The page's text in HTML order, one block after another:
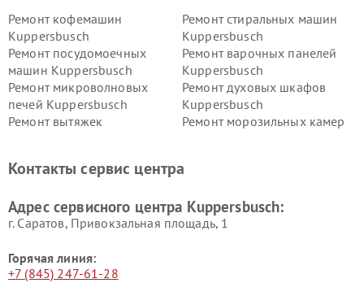
Ремонт кофемашин
Kuppersbusch
Ремонт стиральных машин
Kuppersbusch
Ремонт посудомоечных
машин Kuppersbusch
Ремонт варочных панелей
Kuppersbusch
Ремонт микроволновых
печей Kuppersbusch
Ремонт духовых шкафов
Kuppersbusch
Ремонт вытяжек
Ремонт морозильных камер
Kuppersbusch
вакуумных упаковщиков
Ремонт сушильных машин Kuppersbusch
Контакты сервис центра
Адрес сервисного центра Kuppersbusch:
г. Саратов, Привокзальная площадь, 1
Горячая линия:
+7 (845) 247-61-28